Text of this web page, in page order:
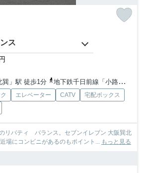
ス
巽」駅 徒歩1分
地下鉄千日前線「小路」駅 徒歩12分
エレベーター CATV
宅配ボックス
リバティ バランス。セブンイレブン 大阪巽北
場にコンビニがあるのもポイント... もっと見る